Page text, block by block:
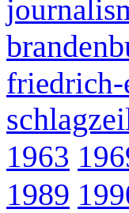
friedrich-
1963
1989